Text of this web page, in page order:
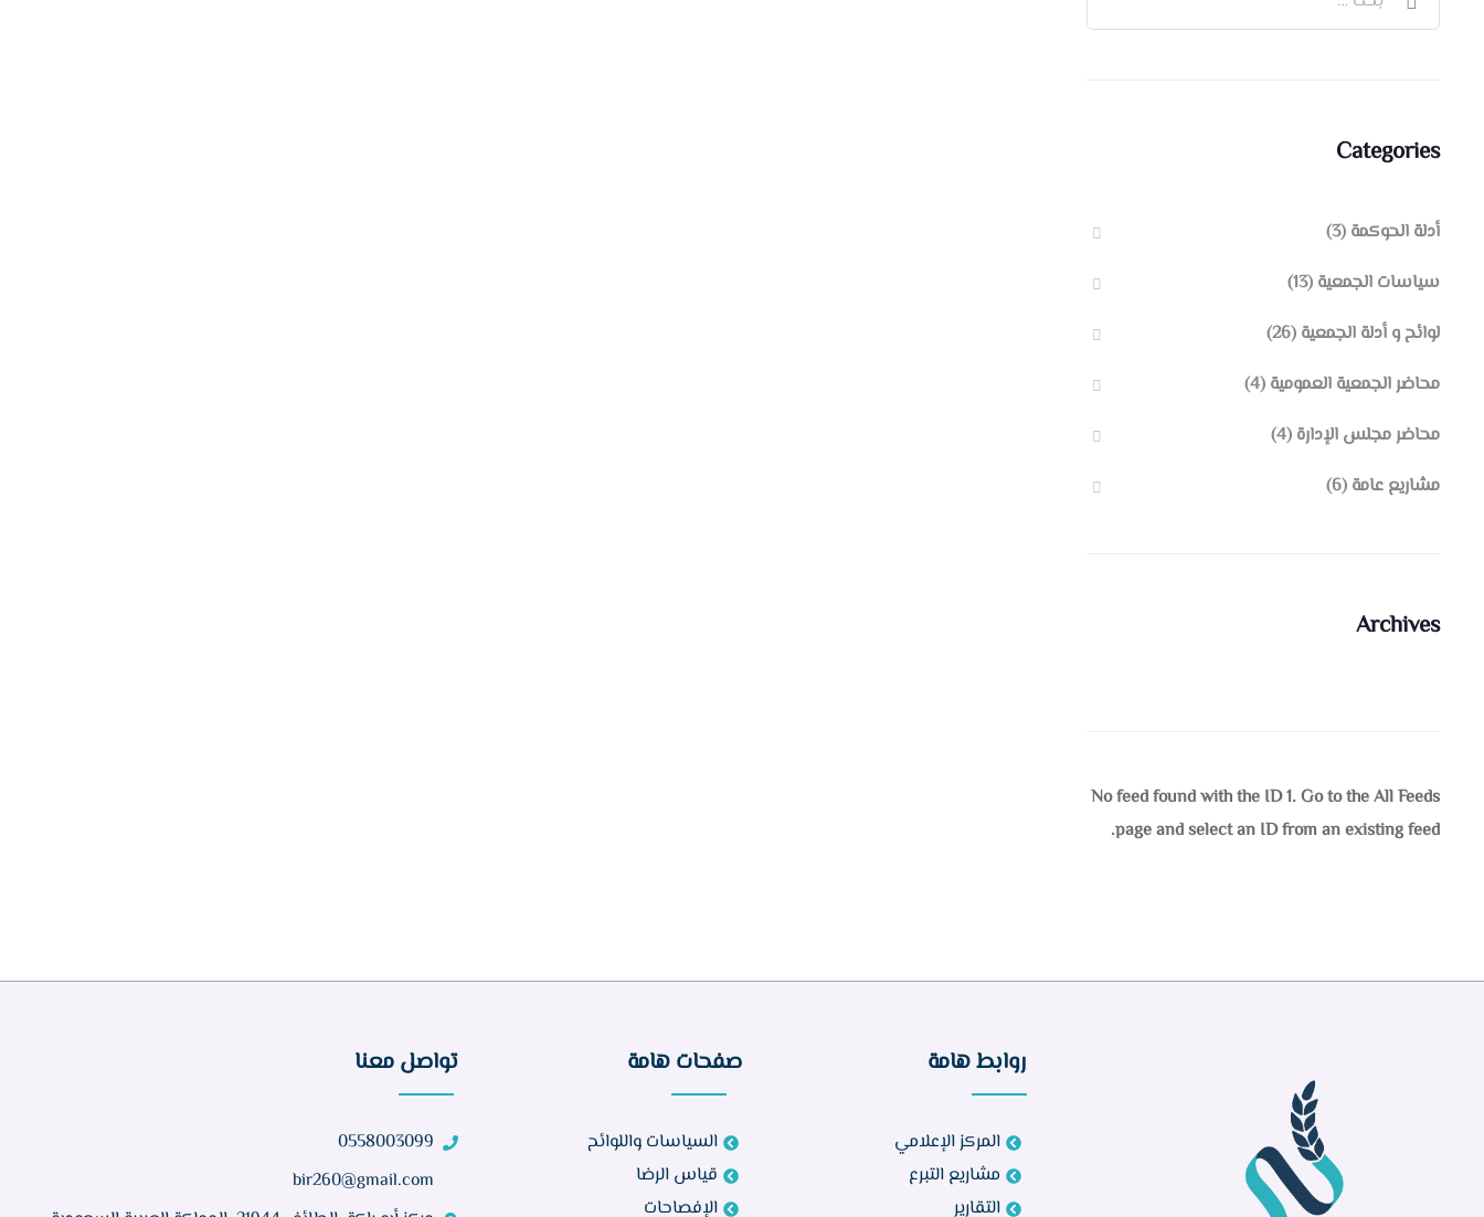
Categories
أدلة الحوكمة (3)
سياسات الجمعية (13)
لوائح و أدلة الجمعية (26)
محاضر الجمعية العمومية (4)
محاضر مجلس الإدارة (4)
مشاريع عامة (6)
Archives
No feed found with the ID 1. Go to theAll Feeds
pageand select an ID from an existing feed.
روابط هامة
المركز الإعلامي
مشاريع التبرع
التقارير
صفحات هامة
السياسات واللوائح
قياس الرضا
الإفصاحات
تواصل معنا
0558003099
bir260@gmail.com